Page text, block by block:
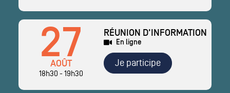
27
AOÛT
18h30 - 19h30
RÉUNION D'INFORMATION
En ligne
Je participe